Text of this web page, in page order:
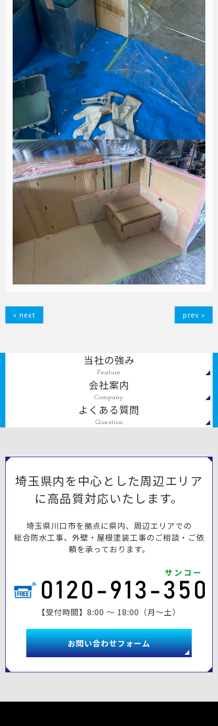
« next prev »
当社の強み
Feature
会社案内
Company
よくある質問
Question
埼玉県内を中心とした周辺エリア
に高品質対応いたします。
埼玉県川口市を拠点に県内、周辺エリアでの
総合防水工事、外壁・屋根塗装工事のご相談・ご依
頼を承っております。
【受付時間】8:00 ～ 18:00（月～土）
お問い合わせフォーム